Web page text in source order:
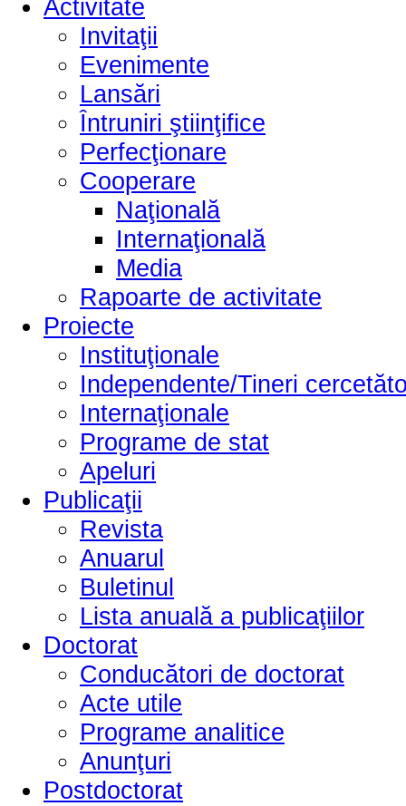
Activitate
Invitaţii
Evenimente
Lansări
Întruniri ştiinţifice
Perfecţionare
Cooperare
Naţională
Internaţională
Media
Rapoarte de activitate
Proiecte
Instituţionale
Independente/Tineri
Internaţionale
Programe de stat
Apeluri
Publicaţii
Revista
Anuarul
Buletinul
Lista anuală a publicaţiilor
Doctorat
Conducători de doctorat
Acte utile
Programe analitice
Anunţuri
Postdoctorat